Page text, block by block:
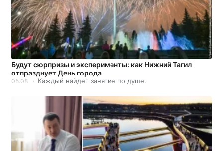
Будут сюрпризы и эксперименты: как Нижний Тагил
отпразднует День города
05.08 Каждый найдет занятие по душе.